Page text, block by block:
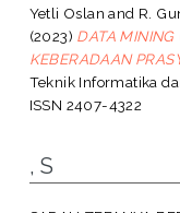
Yetli Oslan and R.
(2023) DATA MINING
KEBERADAAN
Teknik Informatika
ISSN 2407-4322
, S